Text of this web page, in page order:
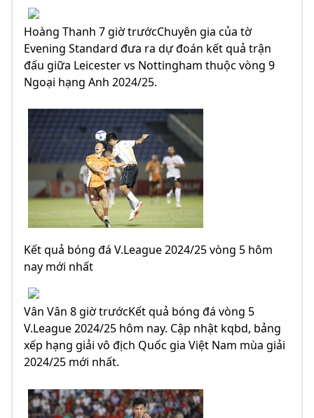
Hoàng Thanh 7 giờ trướcChuyên gia của tờ
Evening Standard đưa ra dự đoán kết quả trận
đấu giữa Leicester vs Nottingham thuộc vòng 9
Ngoại hạng Anh 2024/25.
Kết quả bóng đá V.League 2024/25 vòng 5 hôm
nay mới nhất
Vân Vân 8 giờ trướcKết quả bóng đá vòng 5
V.League 2024/25 hôm nay. Cập nhật kqbd, bảng
xếp hạng giải vô địch Quốc gia Việt Nam mùa giải
2024/25 mới nhất.